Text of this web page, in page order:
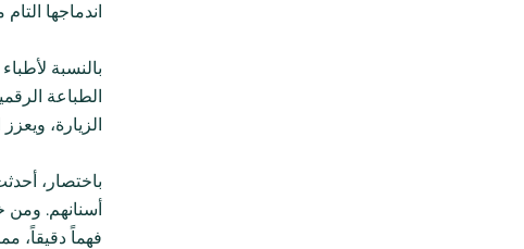
اندماجها
بالنسبة
الزيارة،
باختصار،
أسنانهم. ومن
فهماً دقيقاً،